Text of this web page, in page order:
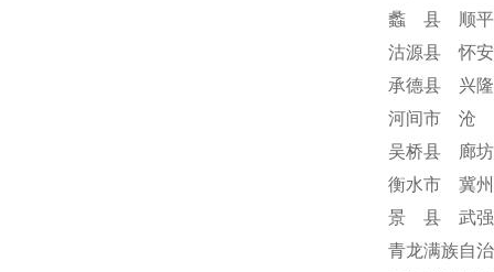
蠡 县 顺
沽源县 怀
承德县 兴
河间市 沧
吴桥县 廊
衡水市 冀
景 县 武强
青龙满族自